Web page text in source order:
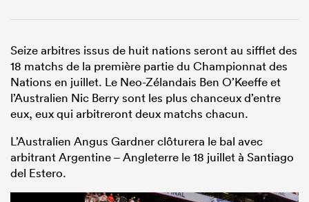
Seize arbitres issus de huit nations seront au sifflet des
18 matchs de la première partie du Championnat des
Nations en juillet. Le Neo-Zélandais Ben O’Keeffe et
l’Australien Nic Berry sont les plus chanceux d’entre
eux, eux qui arbitreront deux matchs chacun.
L’Australien Angus Gardner clôturera le bal avec
arbitrant Argentine – Angleterre le 18 juillet à Santiago
del Estero.